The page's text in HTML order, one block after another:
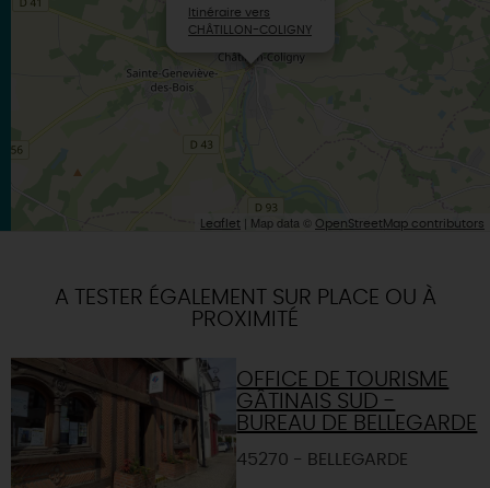
Itinéraire vers
CHÂTILLON-COLIGNY
Leaflet | Map data © OpenStreetMap contributors
A TESTER ÉGALEMENT SUR PLACE OU À
PROXIMITÉ
OFFICE DE TOURISME
GÂTINAIS SUD -
BUREAU DE BELLEGARDE
45270 - BELLEGARDE